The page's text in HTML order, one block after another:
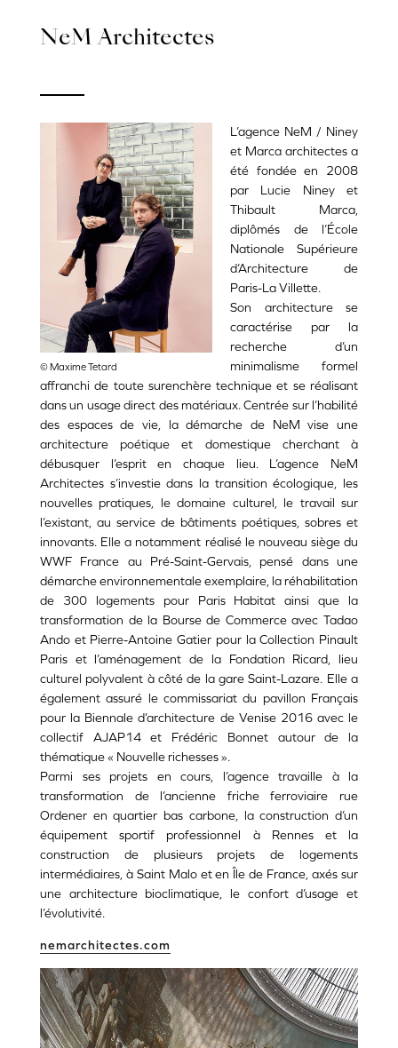
NeM Architectes
© Maxime Tetard
L’agence NeM / Niney
et Marca architectes a
été fondée en 2008
par Lucie Niney et
Thibault Marca,
diplômés de l’École
Nationale Supérieure
d’Architecture de
Paris-La Villette.
Son architecture se
caractérise par la
recherche d’un
minimalisme formel
affranchi de toute surenchère technique et se réalisant
dans un usage direct des matériaux. Centrée sur l’habilité
des espaces de vie, la démarche de NeM vise une
architecture poétique et domestique cherchant à
débusquer l’esprit en chaque lieu. L’agence NeM
Architectes s’investie dans la transition écologique, les
nouvelles pratiques, le domaine culturel, le travail sur
l’existant, au service de bâtiments poétiques, sobres et
innovants. Elle a notamment réalisé le nouveau siège du
WWF France au Pré-Saint-Gervais, pensé dans une
démarche environnementale exemplaire, la réhabilitation
de 300 logements pour Paris Habitat ainsi que la
transformation de la Bourse de Commerce avec Tadao
Ando et Pierre-Antoine Gatier pour la Collection Pinault
Paris et l’aménagement de la Fondation Ricard, lieu
culturel polyvalent à côté de la gare Saint-Lazare. Elle a
également assuré le commissariat du pavillon Français
pour la Biennale d’architecture de Venise 2016 avec le
collectif AJAP14 et Frédéric Bonnet autour de la
thématique « Nouvelle richesses ».
Parmi ses projets en cours, l’agence travaille à la
transformation de l’ancienne friche ferroviaire rue
Ordener en quartier bas carbone, la construction d’un
équipement sportif professionnel à Rennes et la
construction de plusieurs projets de logements
intermédiaires, à Saint Malo et en Île de France, axés sur
une architecture bioclimatique, le confort d’usage et
l’évolutivité.
nemarchitectes.com